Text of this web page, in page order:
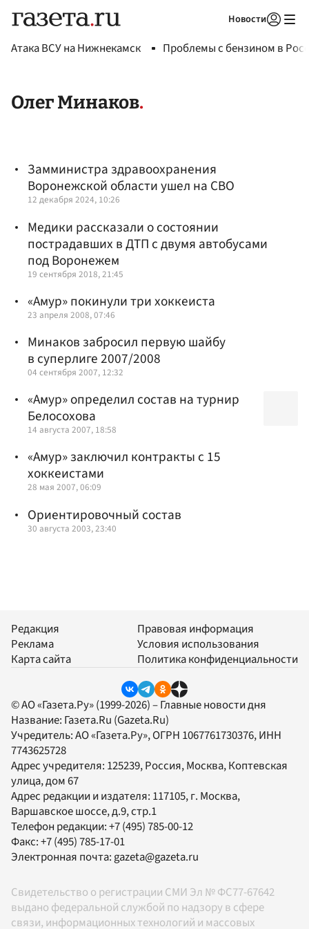
Новости
Атака ВСУ на Нижнекамск Проблемы с бензином в
Олег Минаков
Замминистра здравоохранения
Воронежской области ушел на СВО
12 декабря 2024, 10:26
Медики рассказали о состоянии
пострадавших в ДТП с двумя автобусами
под Воронежем
19 сентября 2018, 21:45
«Амур» покинули три хоккеиста
23 апреля 2008, 07:46
Минаков забросил первую шайбу
в суперлиге 2007/2008
04 сентября 2007, 12:32
«Амур» определил состав на турнир
Белосохова
14 августа 2007, 18:58
«Амур» заключил контракты с 15
хоккеистами
28 мая 2007, 06:09
Ориентировочный состав
30 августа 2003, 23:40
Редакция
Реклама
Карта сайта
Правовая информация
Условия использования
Политика конфиденциальности
© АО «Газета.Ру» (1999-2026) – Главные новости дня
Название: Газета.Ru (Gazeta.Ru)
Учредитель:АО «Газета.Ру», ОГРН 1067761730376, ИНН
7743625728
Адрес учредителя: 125239, Россия, Москва, Коптевская
улица, дом 67
Адрес редакции и издателя: 117105, г. Москва,
Варшавское шоссе, д.9, стр.1
Телефон редакции:+7 (495) 785-00-12
Факс:+7 (495) 785-17-01
Электронная почта:gazeta@gazeta.ru
Свидетельство о регистрации СМИ Эл № ФС77-67642
выдано федеральной службой по надзору в сфере
связи, информационных технологий и массовых